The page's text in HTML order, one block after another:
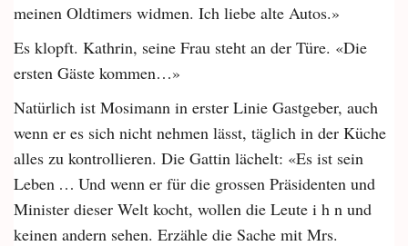
meinen Oldtimers widmen. Ich liebe alte Autos.»
Es klopft. Kathrin, seine Frau steht an der Türe. «Die
ersten Gäste kommen…»
Natürlich ist Mosimann in erster Linie Gastgeber, auch
wenn er es sich nicht nehmen lässt, täglich in der Küche
alles zu kontrollieren. Die Gattin lächelt: «Es ist sein
Leben … Und wenn er für die grossen Präsidenten und
Minister dieser Welt kocht, wollen die Leute i h n und
keinen andern sehen. Erzähle die Sache mit Mrs.